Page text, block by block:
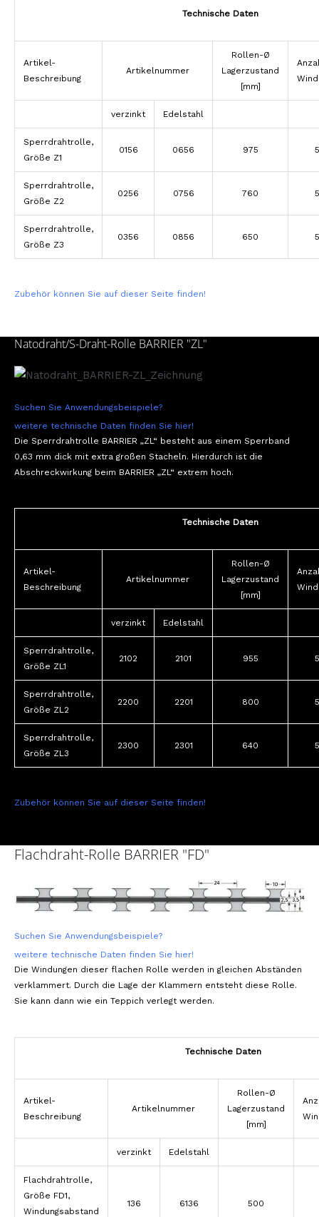
Technische Daten
Artikel-
Beschreibung
Artikelnummer
Rollen-Ø
Lagerzustand
[mm]
verzinkt Edelstahl
Sperrdrahtrolle,
Größe Z1
0156 0656 975
Sperrdrahtrolle,
Größe Z2
0256 0756 760
Sperrdrahtrolle,
Größe Z3
0356 0856 650
Zubehör können Sie auf dieser Seite finden!
Natodraht/S-Draht-Rolle BARRIER "ZL"
Suchen Sie Anwendungsbeispiele?
weitere technische Daten finden Sie hier!
Die Sperrdrahtrolle BARRIER „ZL“ besteht aus einem Sperrband
0,63 mm dick mit extra großen Stacheln. Hierdurch ist die
Abschreckwirkung beim BARRIER „ZL“ extrem hoch.
Technische Daten
Artikel-
Beschreibung
Artikelnummer
Rollen-Ø
Lagerzustand
[mm]
verzinkt Edelstahl
Sperrdrahtrolle,
Größe ZL1
2102 2101 955
Sperrdrahtrolle,
Größe ZL2
2200 2201 800
Sperrdrahtrolle,
Größe ZL3
2300 2301 640
Zubehör können Sie auf dieser Seite finden!
Flachdraht-Rolle BARRIER "FD"
Suchen Sie Anwendungsbeispiele?
weitere technische Daten finden Sie hier!
Die Windungen dieser flachen Rolle werden in gleichen Abständen
verklammert. Durch die Lage der Klammern entsteht diese Rolle.
Sie kann dann wie ein Teppich verlegt werden.
Technische Daten
Artikel-
Beschreibung
Artikelnummer
Rollen-Ø
Lagerzustand
[mm]
verzinkt Edelstahl
Flachdrahtrolle,
Größe FD1,
Windungsabstand
136 6136 500